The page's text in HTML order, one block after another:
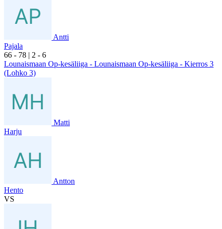
Antti
Pajala
66 - 78 | 2 - 6
Lounaismaan Op-kesäliiga - Lounaismaan Op-kesäliiga - Kierros 3
(Lohko 3)
Matti
Harju
Antton
Hento
VS